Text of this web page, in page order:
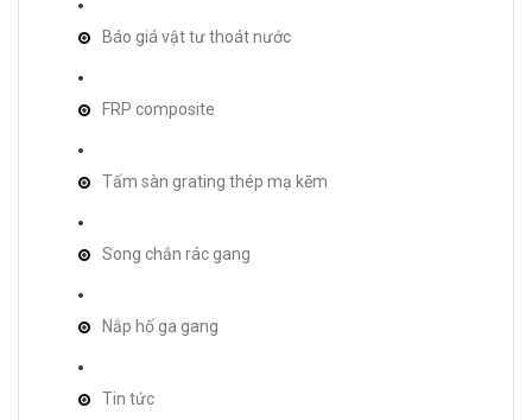
Báo giá vật tư thoát nước
FRP composite
Tấm sàn grating thép mạ kẽm
Song chắn rác gang
Nắp hố ga gang
Tin tức